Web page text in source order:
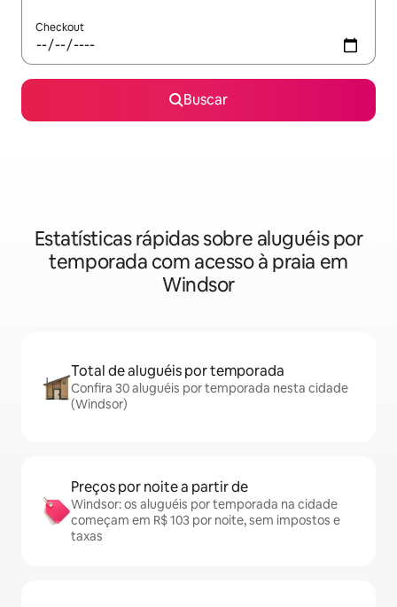
Checkout
Buscar
Estatísticas rápidas sobre aluguéis por
temporada com acesso à praia em
Windsor
Total de aluguéis por temporada
Confira 30 aluguéis por temporada nesta cidade
(Windsor)
Preços por noite a partir de
Windsor: os aluguéis por temporada na cidade
começam em R$ 103 por noite, sem impostos e
taxas